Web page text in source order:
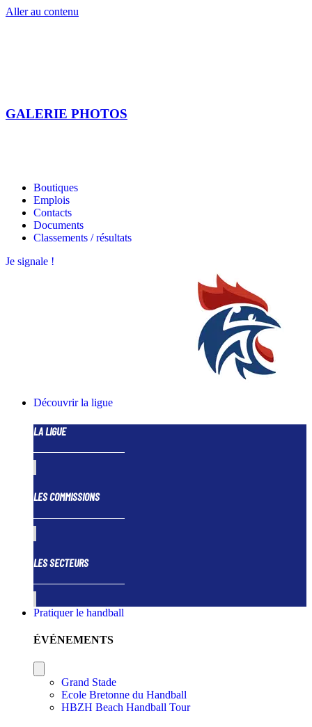
Aller au contenu
GALERIE PHOTOS
Boutiques
Emplois
Contacts
Documents
Classements / résultats
Je signale !
Découvrir la ligue
LA LIGUE
LES COMMISSIONS
LES SECTEURS
Pratiquer le handball
ÉVÉNEMENTS
Grand Stade
Ecole Bretonne du Handball
HBZH Beach Handball Tour